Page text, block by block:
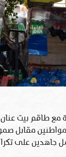
مع طاقم بيت
مقابل
جاهدين على